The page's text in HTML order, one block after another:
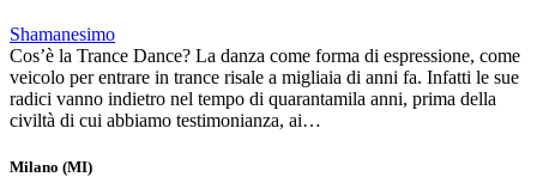
Shamanesimo
Cos’è la Trance Dance? La danza come forma di espressione, come
veicolo per entrare in trance risale a migliaia di anni fa. Infatti le sue
radici vanno indietro nel tempo di quarantamila anni, prima della
civiltà di cui abbiamo testimonianza, ai…
Milano (MI)